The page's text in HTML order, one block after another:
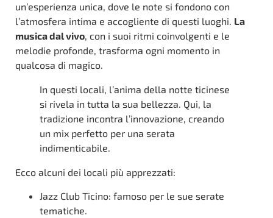
un’esperienza unica, dove le note si fondono con
l’atmosfera intima e accogliente di questi luoghi. La
musica dal vivo, con i suoi ritmi coinvolgenti e le
melodie profonde, trasforma ogni momento in
qualcosa di magico.
In questi locali, l’anima della notte ticinese
si rivela in tutta la sua bellezza. Qui, la
tradizione incontra l’innovazione, creando
un mix perfetto per una serata
indimenticabile.
Ecco alcuni dei locali più apprezzati:
Jazz Club Ticino: famoso per le sue serate
tematiche.